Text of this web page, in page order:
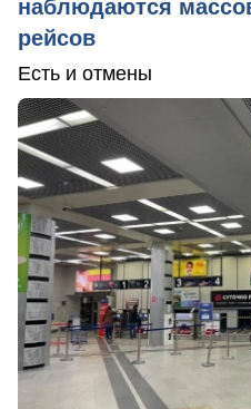
наблюдаются
рейсов
Есть и отмены